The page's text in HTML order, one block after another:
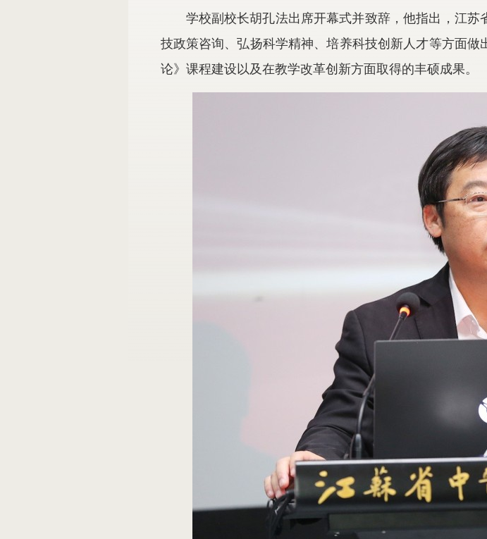
学校副校长胡孔法出席开幕式并致辞，他指出，江
技政策咨询、弘扬科学精神、培养科技创新人才等方面
论》课程建设以及在教学改革创新方面取得的丰硕成果。